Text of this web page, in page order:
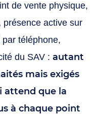
de vente physique,
présence active sur
téléphone,
du SAV : autant
mais exigés
attend que la
à chaque point